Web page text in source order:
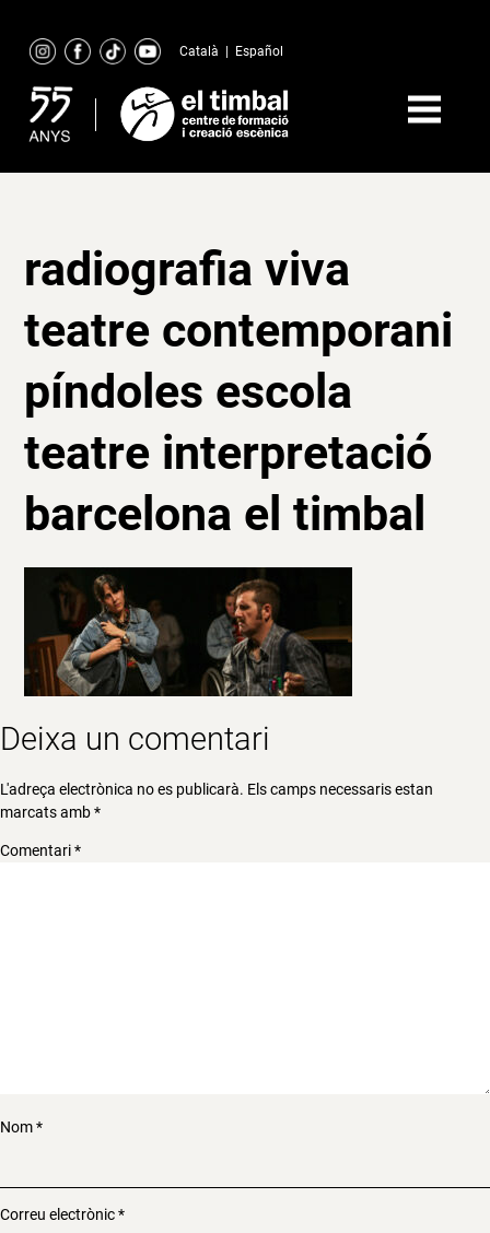
content
Català Español
radiografia viva
teatre contemporani
píndoles escola
teatre interpretació
barcelona el timbal
Deixa un comentari
L'adreça electrònica no es publicarà. Els camps necessaris estan
marcats amb*
Comentari*
Nom*
Correu electrònic*